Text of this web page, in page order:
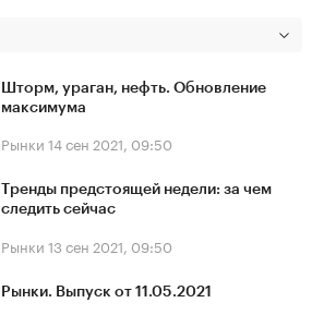
Шторм, ураган, нефть. Обновление
максимума
Рынки 14 сен 2021, 09:50
Тренды предстоящей недели: за чем
следить сейчас
Рынки 13 сен 2021, 09:50
Рынки. Выпуск от 11.05.2021